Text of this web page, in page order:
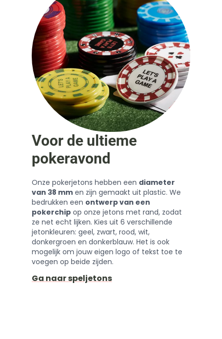
Voor de ultieme
pokeravond
Onze pokerjetons hebben een diameter
van 38 mm en zijn gemaakt uit plastic. We
bedrukken een ontwerp van een
pokerchip op onze jetons met rand, zodat
ze net echt lijken. Kies uit 6 verschillende
jetonkleuren: geel, zwart, rood, wit,
donkergroen en donkerblauw. Het is ook
mogelijk om jouw eigen logo of tekst toe te
voegen op beide zijden.
Ga naar speljetons